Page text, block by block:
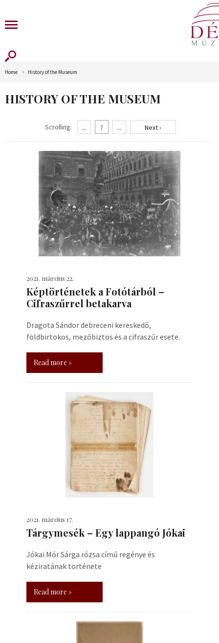
Home History of the Museum
HISTORY OF THE MUSEUM
Scrolling: ... 7 ... Next ›
2021. március 22.
Képtörténetek a Fotótárból –
Cifraszűrrel betakarva
Dragota Sándor debreceni kereskedő,
földbirtokos, mezőbiztos és a cifraszűr esete.
Read more »
2021. március 17.
Tárgymesék – Egy lappangó Jókai
Jókai Mór Sárga rózsa című regénye és
kéziratának története
Read more »